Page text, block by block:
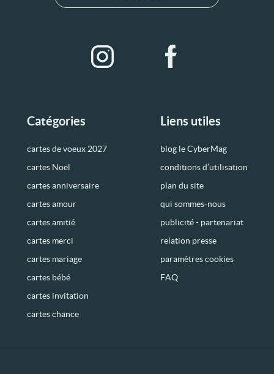
Catégories
cartes de voeux 2027
cartes Noël
cartes anniversaire
cartes amour
cartes amitié
cartes merci
cartes mariage
cartes bébé
cartes invitation
cartes chance
Liens utiles
blog le CyberMag
conditions d’utilisation
plan du site
qui sommes-nous
publicité - partenariat
relation presse
paramètres cookies
FAQ